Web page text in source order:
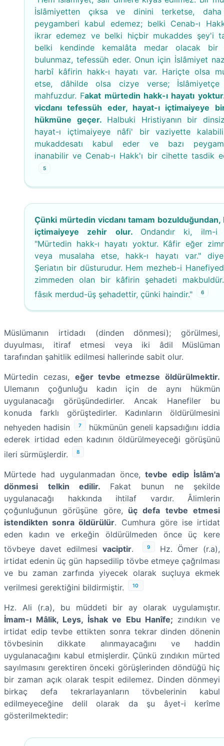
İslâmiyetten çıksa ve dinini terketse,
peygamberi kabul edemez; belki Cenab-ı
ikrar edemez ve belki hiçbir mukaddes şey'i
belki kendinde kemalâta medar olacak bir
bulunmaz, tefessüh eder. Onun için İslâmiyet
harbî kâfirin hakk-ı hayatı var. Hariçte olsa
etse, dâhilde olsa cizye verse; İslâmiyetçe
mahfuzdur. Fakat mürtedin hakk-ı hayatı
vicdanı tefessüh eder, hayat-ı içtimaiyeye
hükmüne geçer. Halbuki Hristiyanın bir
hayat-ı içtimaiyeye nâfi' bir vaziyette
mukaddesatı kabul eder ve bazı
inanabilir ve Cenab-ı Hakk'ı bir cihette tasdik
5
Çünki mürtedin vicdanı tamam bozulduğundan,
içtimaiyeye zehir olur. Ondandır ki, ilm-i
"Mürtedin hakk-ı hayatı yoktur. Kâfir eğer
veya musalaha etse, hakk-ı hayatı var."
Şeriatın bir düsturudur. Hem mezheb-i
zimmeden olan bir kâfirin şehadeti
fâsık merdud-üş şehadettir, çünki haindir."
6
Müslümanın irtidadı (dinden dönmesi); görülmesi,
duyulması, itiraf etmesi veya iki âdil Müslüman
tarafından şahitlik edilmesi hallerinde sabit olur.
Mürtedin cezası, eğer tevbe etmezse öldürülmektir.
Ulemanın çoğunluğu kadın için de aynı hükmün
uygulanacağı görüşündedirler. Ancak Hanefiler bu
konuda farklı görüştedirler. Kadınların öldürülmesini
nehyeden hadisin
7
hükmünün geneli kapsadığını iddia
ederek irtidad eden kadının öldürülmeyeceği görüşünü
ileri sürmüşlerdir.
8
Mürtede had uygulanmadan önce,tevbe edip İslâm'a
dönmesi telkin edilir. Fakat bunun ne şekilde
uygulanacağı hakkında ihtilaf vardır. Âlimlerin
çoğunluğunun görüşüne göre, üç defa tevbe etmesi
istendikten sonra öldürülür. Cumhura göre ise irtidat
eden kadın ve erkeğin öldürülmeden önce üç kere
tövbeye davet edilmesivaciptir. 9
Hz. Ömer (r.a),
irtidat edenin üç gün hapsedilip tövbe etmeye çağrılması
ve bu zaman zarfında yiyecek olarak suçluya ekmek
verilmesi gerektiğini bildirmiştir.
10
Hz. Ali (r.a), bu müddeti bir ay olarak uygulamıştır.
İmam-ı Mâlik, Leys, İshak ve Ebu Hanîfe; zındıkın ve
irtidat edip tevbe ettikten sonra tekrar dinden dönenin
tövbesinin dikkate alınmayacağını ve haddin
uygulanacağını kabul etmişlerdir. Çünkü zındıkın mürted
sayılmasını gerektiren önceki görüşlerinden döndüğü hiç
bir zaman açık olarak tespit edilemez. Dinden dönmeyi
birkaç defa tekrarlayanların tövbelerinin kabul
edilmeyeceğine delil olarak da şu âyet-i kerîme
gösterilmektedir: